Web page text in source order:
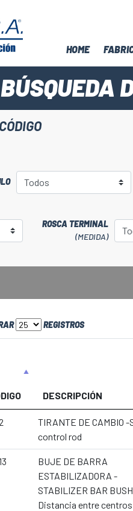
HOME
BÚSQUEDA
ROSCA TERMINAL
(MEDIDA)
REGISTROS
DESCRIPCIÓN
TIRANTE DE CAMBIO
control rod
BUJE DE BARRA
ESTABILIZADORA -
STABILIZER BAR
Distancia entre centros